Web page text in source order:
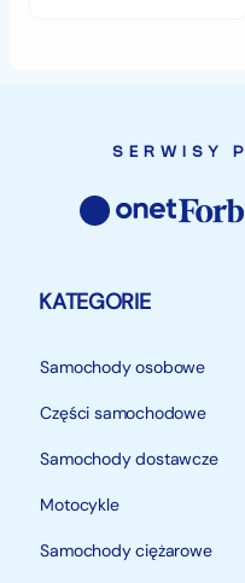
SERWISY
KATEGORIE
Samochody osobowe
Części samochodowe
Samochody dostawcze
Motocykle
Samochody ciężarowe